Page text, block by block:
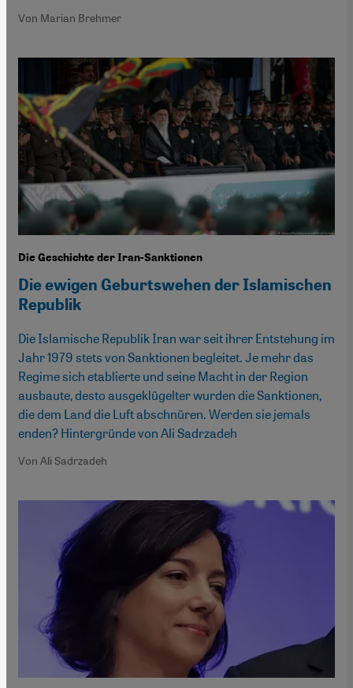
Von Marian Brehmer
Die Geschichte der Iran-Sanktionen
Die ewigen Geburtswehen der Islamischen
Republik
Die Islamische Republik Iran war seit ihrer Entstehung im
Jahr 1979 stets von Sanktionen begleitet. Je mehr das
Regime sich etablierte und seine Macht in der Region
ausbaute, desto ausgeklügelter wurden die Sanktionen,
die dem Land die Luft abschnüren. Werden sie jemals
enden? Hintergründe von Ali Sadrzadeh
Von Ali Sadrzadeh